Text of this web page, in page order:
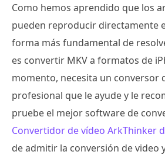
Como hemos aprendido que los
pueden reproducir directamente
forma más fundamental de
es convertir MKV a formatos de
momento, necesita un conversor
profesional que le ayude y le
pruebe el mejor software de
Convertidor de vídeo ArkThinker
de admitir la conversión de video